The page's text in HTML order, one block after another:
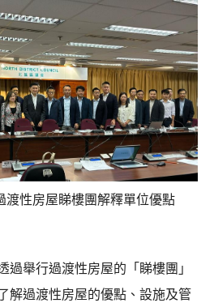
渡性房屋睇樓團解釋單位優點
過舉行過渡性房屋的「睇樓團」
解過渡性房屋的優點、設施及管